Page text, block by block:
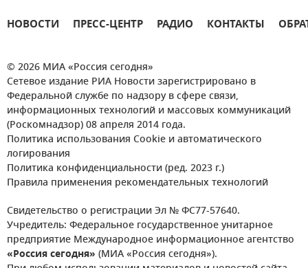
НОВОСТИ ПРЕСС-ЦЕНТР РАДИО КОНТАКТЫ
© 2026 МИА «Россия сегодня»
Сетевое издание РИА Новости зарегистрировано в
Федеральной службе по надзору в сфере связи,
информационных технологий и массовых коммуникаций
(Роскомнадзор) 08 апреля 2014 года.
Политика использования Cookie и автоматического
логирования
Политика конфиденциальности (ред. 2023 г.)
Правила применения рекомендательных технологий
Свидетельство о регистрации Эл № ФС77-57640.
Учредитель: Федеральное государственное унитарное
предприятие Международное информационное агентство
«Россия сегодня» (МИА «Россия сегодня»).